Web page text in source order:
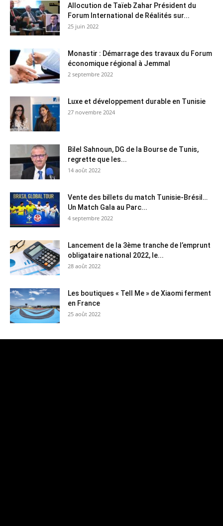
Allocution de Taïeb Zahar Président du
Forum International de Réalités sur...
25 juin 2022
Monastir : Démarrage des travaux du Forum
économique régional à Jemmal
2 septembre 2022
Luxe et développement durable en Tunisie
27 novembre 2024
Bilel Sahnoun, DG de la Bourse de Tunis,
regrette que les...
14 août 2022
Vente des billets du match Tunisie-Brésil…
Un Match Gala au Parc...
4 septembre 2022
Lancement de la 3ème tranche de l’emprunt
obligataire national 2022, le...
28 août 2022
Les boutiques « Tell Me » de Xiaomi ferment
en France
25 août 2022